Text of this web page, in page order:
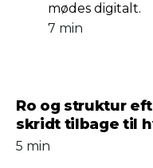
7 min
mødes digitalt.
Ro og struktur
skridt tilbage til
5 min